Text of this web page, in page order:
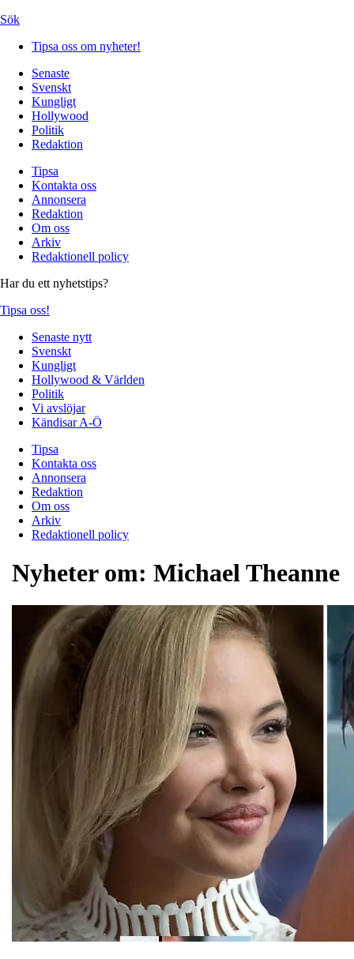
Sök
Tipsa oss om nyheter!
Senaste
Svenskt
Kungligt
Hollywood
Politik
Redaktion
Tipsa
Kontakta oss
Annonsera
Redaktion
Om oss
Arkiv
Redaktionell policy
Har du ett nyhetstips?
Tipsa oss!
Senaste nytt
Svenskt
Kungligt
Hollywood & Världen
Politik
Vi avslöjar
Kändisar A-Ö
Tipsa
Kontakta oss
Annonsera
Redaktion
Om oss
Arkiv
Redaktionell policy
Nyheter om: Michael Theanne